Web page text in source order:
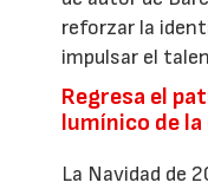
reforzar la
impulsar el
Regresa el
lumínico de la
La Navidad de